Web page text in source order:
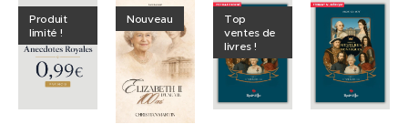
Produit
limité !
Nouveau
Top
ventes de
livres !